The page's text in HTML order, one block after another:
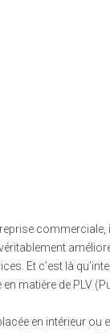
Et c’est là
matière de PLV
en intérieur